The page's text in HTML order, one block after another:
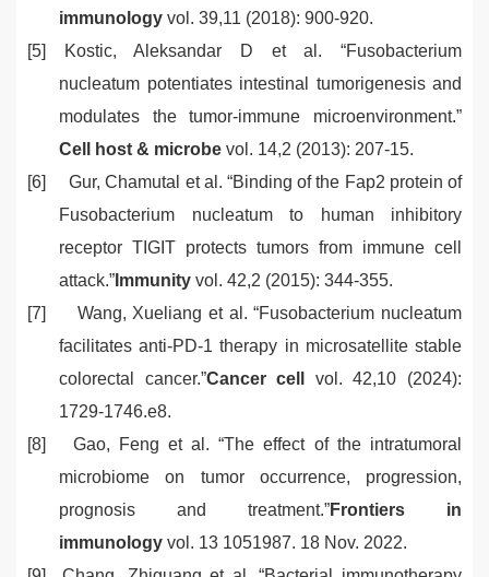
immunology vol. 39,11 (2018): 900-920.
[5]
Kostic, Aleksandar D et al.“Fusobacterium
nucleatum potentiates intestinal tumorigenesis and
modulates the tumor-immune microenvironment.”
Cell host & microbe vol. 14,2 (2013): 207-15.
[6]
Gur, Chamutal et al. “Binding of the Fap2 protein of
Fusobacterium nucleatum to human inhibitory
receptor TIGIT protects tumors from immune cell
attack.” Immunity vol. 42,2 (2015): 344-355.
[7]
Wang, Xueliang et al.“Fusobacterium nucleatum
facilitates anti-PD-1 therapy in microsatellite stable
colorectal cancer.”Cancer cell
vol. 42,10 (2024):
1729-1746.e8.
[8]
Gao, Feng et al.“The effect of the intratumoral
microbiome on tumor occurrence, progression,
prognosis and treatment.”Frontiers in
immunology vol. 13 1051987. 18 Nov. 2022.